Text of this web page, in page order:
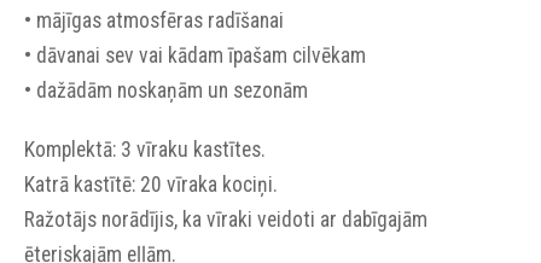
• mājīgas atmosfēras radīšanai
• dāvanai sev vai kādam īpašam cilvēkam
• dažādām noskaņām un sezonām
Komplektā: 3 vīraku kastītes.
Katrā kastītē: 20 vīraka kociņi.
Ražotājs norādījis, ka vīraki veidoti ar dabīgajām
ēteriskajām eļļām.